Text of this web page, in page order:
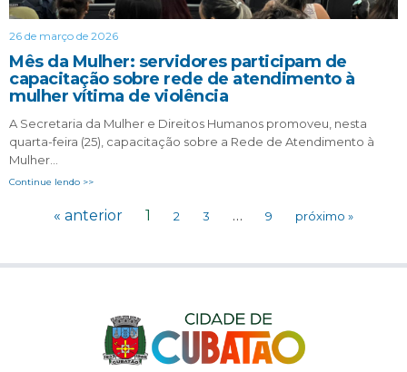
26 de março de 2026
Mês da Mulher: servidores participam de
capacitação sobre rede de atendimento à
mulher vítima de violência
A Secretaria da Mulher e Direitos Humanos promoveu, nesta
quarta-feira (25), capacitação sobre a Rede de Atendimento à
Mulher…
Continue lendo >>
« anterior 1 2 3 … 9 próximo »